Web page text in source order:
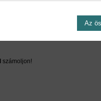
bónuszok
számoljon!
Az